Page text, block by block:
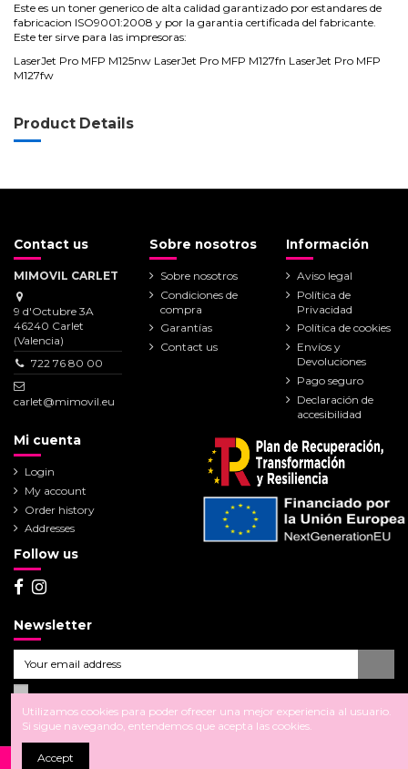
Este es un toner generico de alta calidad garantizado por estandares de
fabricacion ISO9001:2008 y por la garantia certificada del fabricante.
Este ter sirve para las impresoras:
LaserJet Pro MFP M125nw LaserJet Pro MFP M127fn LaserJet Pro MFP
M127fw
Product Details
Contact us
MIMOVIL CARLET
9 d'Octubre 3A
46240 Carlet
(Valencia)
722 76 80 00
carlet@mimovil.eu
Sobre nosotros
Sobre nosotros
Condiciones de
compra
Garantías
Contact us
Información
Aviso legal
Política de
Privacidad
Política de cookies
Envíos y
Devoluciones
Pago seguro
Declaración de
accesibilidad
Mi cuenta
Login
My account
Order history
Addresses
Follow us
Newsletter
Utilizamos cookies para poder ofrecer una mejor experiencia al usuario.
Si sigue navegando, entendemos que acepta las cookies.
Accept